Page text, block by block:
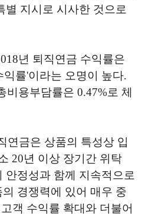
별 지시로 시사한 것으로
년 퇴직연금 수익률은
익률'이라는 오명이 높다.
비용부담률은 0.47%로 체
연금은 상품의 특성상 입
20년 이상 장기간 위탁
안정성과 함께 지속적으로
경쟁력에 있어 매우 중
객 수익률 확대와 더불어